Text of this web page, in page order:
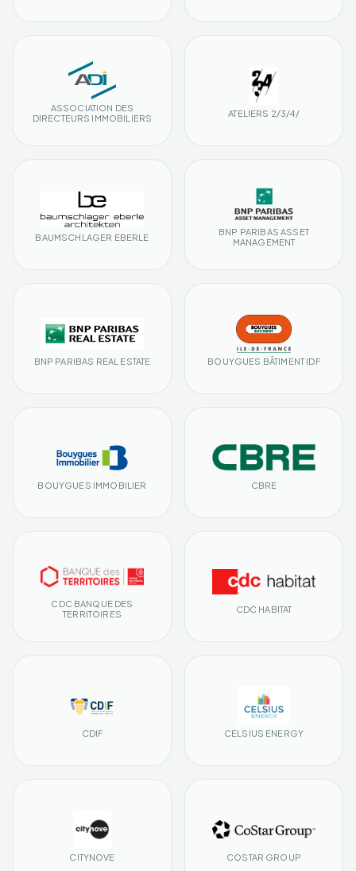
ASSOCIATION DES
DIRECTEURS IMMOBILIERS
ATELIERS 2/3/4/
BAUMSCHLAGER EBERLE
BNP PARIBAS ASSET
MANAGEMENT
BNP PARIBAS REAL ESTATE BOUYGUES BÂTIMENT IDF
BOUYGUES IMMOBILIER CBRE
CDC BANQUE DES
TERRITOIRES
CDC HABITAT
CDIF CELSIUS ENERGY
CITYNOVE COSTAR GROUP